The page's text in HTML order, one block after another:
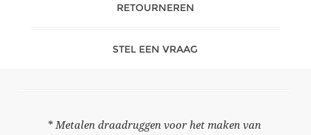
RETOURNEREN
STEL EEN VRAAG
* Metalen draadruggen voor het maken van